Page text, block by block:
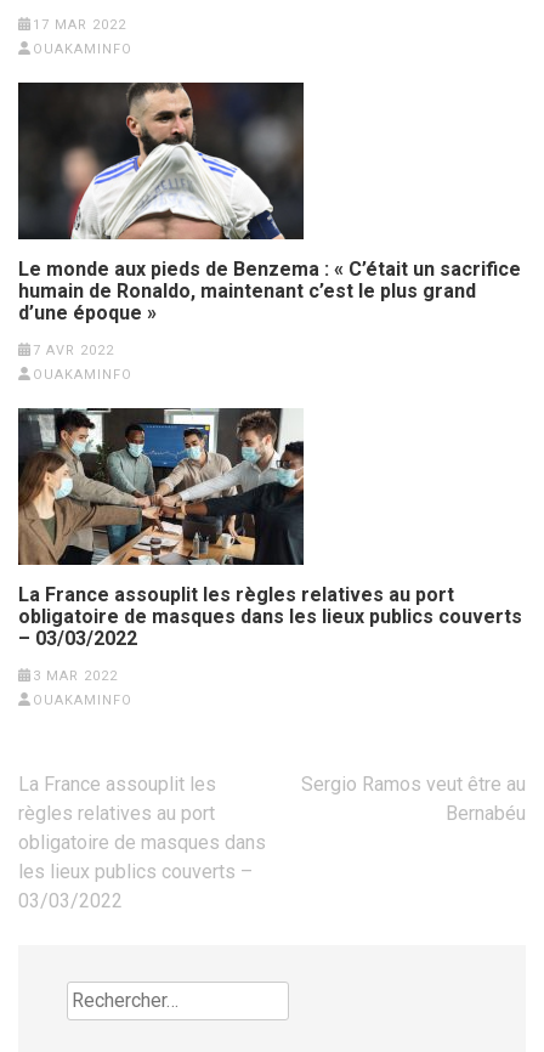
17 MAR 2022
OUAKAMINFO
Le monde aux pieds de Benzema : « C’était un sacrifice
humain de Ronaldo, maintenant c’est le plus grand
d’une époque »
7 AVR 2022
OUAKAMINFO
La France assouplit les règles relatives au port
obligatoire de masques dans les lieux publics couverts
– 03/03/2022
3 MAR 2022
OUAKAMINFO
Navigation
de
l’article
La France assouplit les
règles relatives au port
obligatoire de masques dans
les lieux publics couverts –
03/03/2022
Sergio Ramos veut être au
Bernabéu
Rechercher :